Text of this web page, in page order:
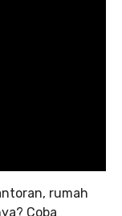
rumah
Coba